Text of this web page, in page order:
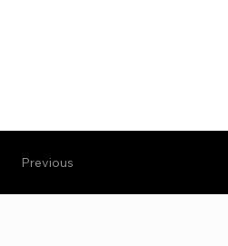
Previous